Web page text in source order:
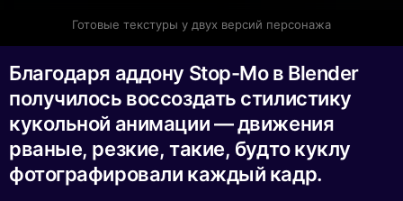
Готовые текстуры у двух версий персонажа
Благодаря аддону Stop-Mo в Blender
получилось воссоздать стилистику
кукольной анимации — движения
рваные, резкие, такие, будто куклу
фотографировали каждый кадр.